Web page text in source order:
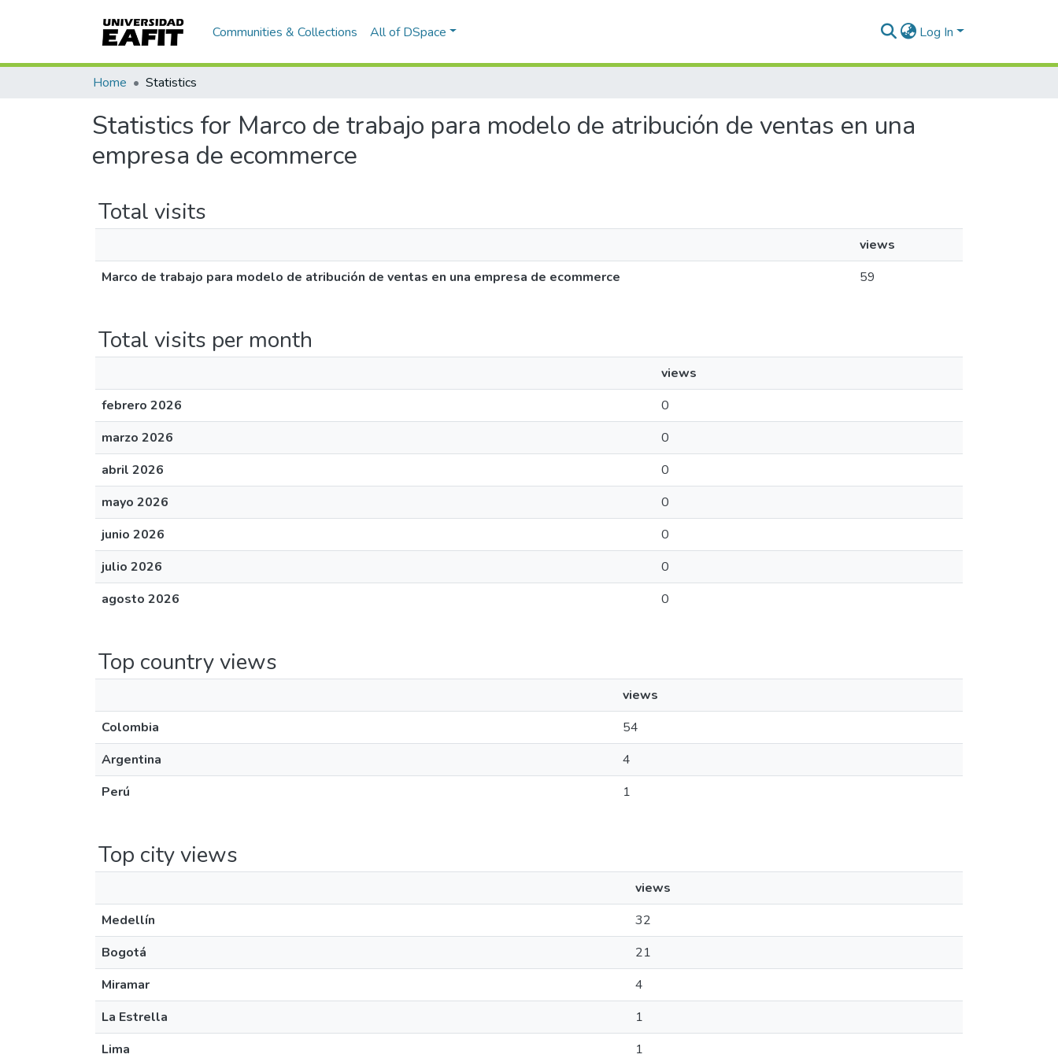
Communities & Collections All of DSpace Log In
Home Statistics
Statistics for Marco de trabajo para modelo de atribución de ventas en una
empresa de ecommerce
Total visits
views
Marco de trabajo para modelo de atribución de ventas en una empresa de ecommerce
59
Total visits per month
views
febrero 2026
0
marzo 2026
0
abril 2026
0
mayo 2026
0
junio 2026
0
julio 2026
0
agosto 2026
0
Top country views
views
Colombia
54
Argentina
4
Perú
1
Top city views
views
Medellín
32
Bogotá
21
Miramar
4
La Estrella
1
Lima
1